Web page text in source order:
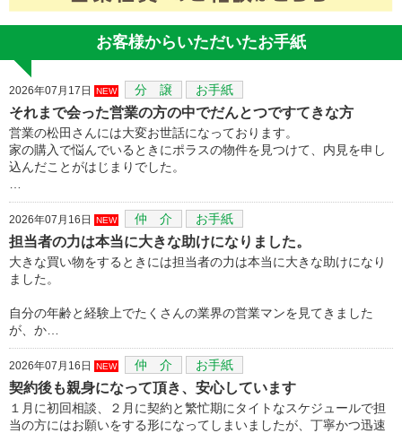
お客様からいただいたお手紙
2026年07月17日 NEW 分 譲 お手紙
それまで会った営業の方の中でだんとつですてきな方
営業の松田さんには大変お世話になっております。
家の購入で悩んでいるときにポラスの物件を見つけて、内見を申し
込んだことがはじまりでした。
2026年07月16日 NEW 仲 介 お手紙
担当者の力は本当に大きな助けになりました。
大きな買い物をするときには担当者の力は本当に大きな助けになり
ました。
自分の年齢と経験上でたくさんの業界の営業マンを見てきました
が、か…
2026年07月16日 NEW 仲 介 お手紙
契約後も親身になって頂き、安心しています
１月に初回相談、２月に契約と繁忙期にタイトなスケジュールで担
当の方にはお願いをする形になってしまいましたが、丁寧かつ迅速